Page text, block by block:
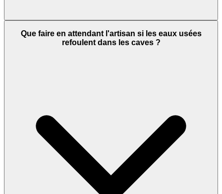
Que faire en attendant l'artisan si les eaux usées
refoulent dans les caves ?